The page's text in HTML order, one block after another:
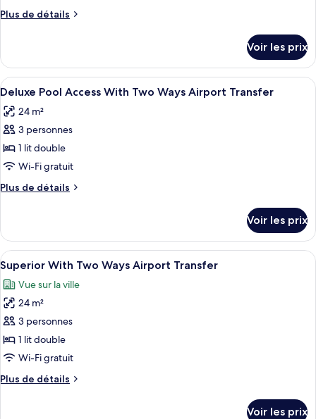
chambre :
Access
without
airport
transfer
Plus de détails
Plus
le
type
de
Deluxe
Pool
without
airport
Voir les prix
Afficher
toutes
les
photos
pour
ce
type
de
Deluxe
Pool
Access
With
Two
Ways
Airport
Transfer
Une chambre d’hôtel avec un
9
Deluxe Pool Access With Two Ways Airport Transfer
24 m²
3 personnes
1 lit double
Wi-Fi gratuit
Plus de détails
Plus
le
type
de
chambre
Deluxe
Pool
Access
With
Two
Ways
Airport
Transfer
Voir les prix
Afficher
toutes
les
photos
pour
ce
type
chambre :
Une chambre d’hôtel avec un grand
8
Superior With Two Ways Airport Transfer
Vue sur la ville
24 m²
3 personnes
1 lit double
Wi-Fi gratuit
Plus de détails
Plus
Voir les prix